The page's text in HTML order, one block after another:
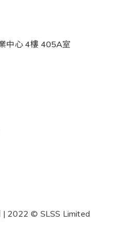
中心 4樓 405A室
| 2022 © SLSS Limited